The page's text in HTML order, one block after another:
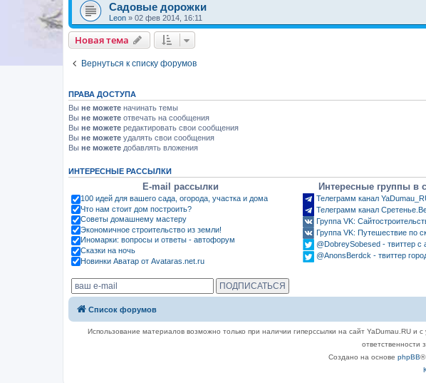
Садовые дорожки
Leon » 02 фев 2014, 16:11
Новая тема
Вернуться к списку форумов
ПРАВА ДОСТУПА
Вы не можете начинать темы
Вы не можете отвечать на сообщения
Вы не можете редактировать свои сообщения
Вы не можете удалять свои сообщения
Вы не можете добавлять вложения
ИНТЕРЕСНЫЕ РАССЫЛКИ
E-mail рассылки
100 идей для вашего сада, огорода, участка и дома
Что нам стоит дом построить?
Советы домашнему мастеру
Экономичное строительство из земли!
Иномарки: вопросы и ответы - автофорум
Сказки на ночь
Новинки Аватар от Avataras.net.ru
Интересные группы в
Телеграмм канал
Телеграмм канал
Группа VK:
Группа VK: Путешествие по
@DobreySobesed - твиттер с
@AnonsBerdck - твиттер
Список форумов
Использование материалов возможно только при наличии гиперссылки на сайт YaDumau.RU
ответственности
Создано на основе phpBB®